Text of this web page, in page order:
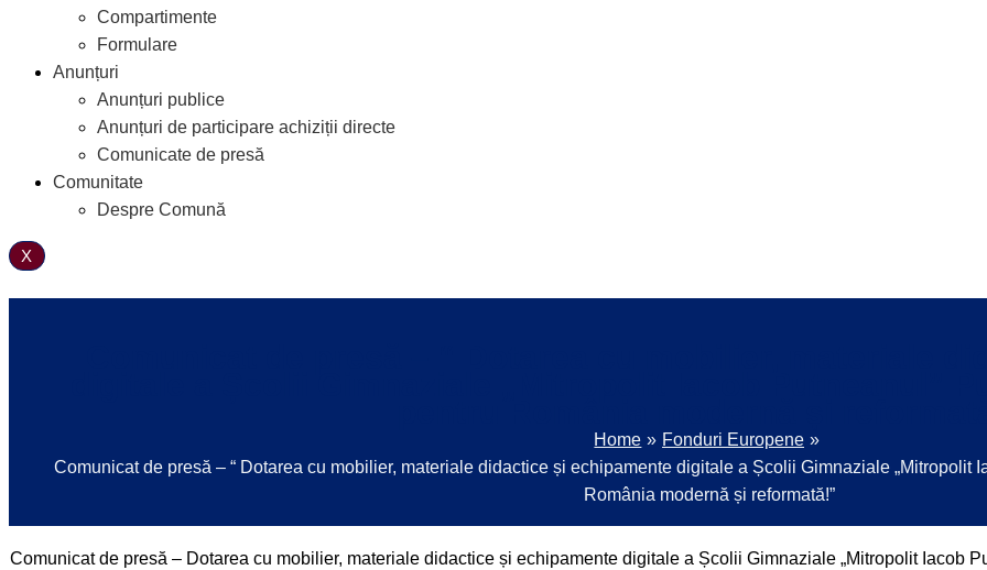
Compartimente
Formulare
Anunțuri
Anunțuri publice
Anunțuri de participare achiziții directe
Comunicate de presă
Comunitate
Despre Comună
X
Home
Fonduri Europene
Comunicat de presă – “ Dotarea cu mobilier, materiale didactice și echipamente digitale a Școlii Gimnaziale „Mitropolit
România modernă și reformată!”
Comunicat de presă – Dotarea cu mobilier, materiale didactice și echipamente digitale a Școlii Gimnaziale „Mitropolit Iacob